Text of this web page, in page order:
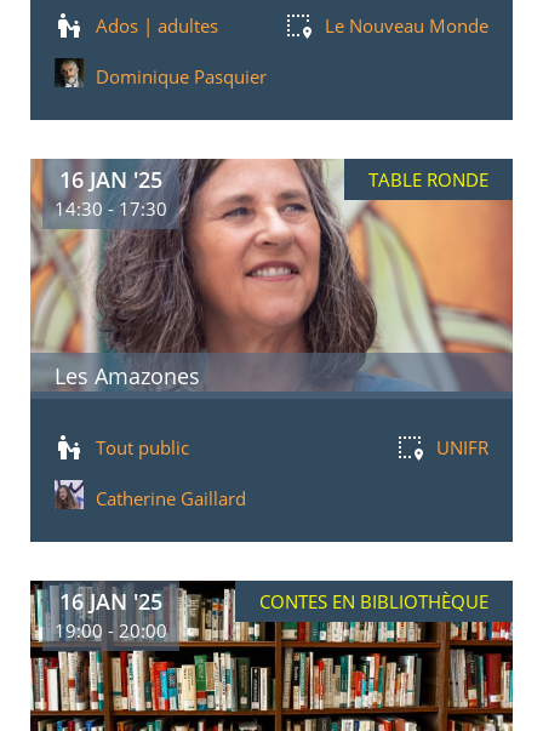
Ados | adultes Le Nouveau Monde
Dominique Pasquier
Les Amazones
16 JAN '25
14:30 - 17:30
TABLE RONDE
Tout public UNIFR
Catherine Gaillard
16 JAN '25
19:00 - 20:00
CONTES EN BIBLIOTHÈQUE